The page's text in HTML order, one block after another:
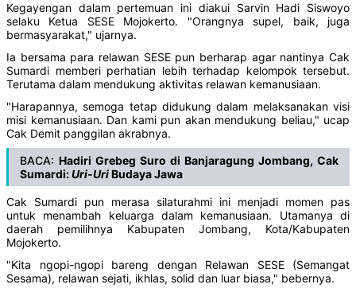
Kegayengan dalam pertemuan ini diakui Sarvin Hadi Siswoyo
selaku Ketua SESE Mojokerto. "Orangnya supel, baik, juga
bermasyarakat," ujarnya.
Ia bersama para relawan SESE pun berharap agar nantinya Cak
Sumardi memberi perhatian lebih terhadap kelompok tersebut.
Terutama dalam mendukung aktivitas relawan kemanusiaan.
"Harapannya, semoga tetap didukung dalam melaksanakan visi
misi kemanusiaan. Dan kami pun akan mendukung beliau," ucap
Cak Demit panggilan akrabnya.
BACA: Hadiri Grebeg Suro di Banjaragung Jombang, Cak
Sumardi:Uri-UriBudaya Jawa
Cak Sumardi pun merasa silaturahmi ini menjadi momen pas
untuk menambah keluarga dalam kemanusiaan. Utamanya di
daerah pemilihnya Kabupaten Jombang, Kota/Kabupaten
Mojokerto.
"Kita ngopi-ngopi bareng dengan Relawan SESE (Semangat
Sesama), relawan sejati, ikhlas, solid dan luar biasa," bebernya.